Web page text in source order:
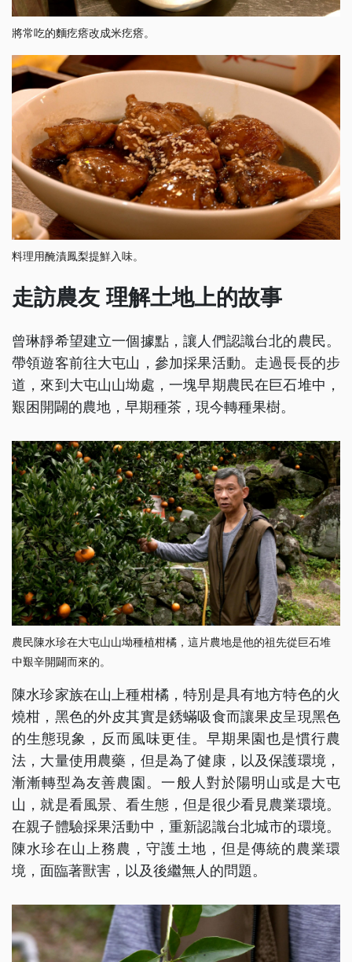
將常吃的麵疙瘩改成米疙瘩。
料理用醃漬鳳梨提鮮入味。
走訪農友 理解土地上的故事
曾琳靜希望建立一個據點，讓人們認識台北的農民。
帶領遊客前往大屯山，參加採果活動。走過長長的步
道，來到大屯山山坳處，一塊早期農民在巨石堆中，
艱困開闢的農地，早期種茶，現今轉種果樹。
農民陳水珍在大屯山山坳種植柑橘，這片農地是他的祖先從巨石堆
中艱辛開闢而來的。
陳水珍家族在山上種柑橘，特別是具有地方特色的火
燒柑，黑色的外皮其實是銹蟎吸食而讓果皮呈現黑色
的生態現象，反而風味更佳。早期果園也是慣行農
法，大量使用農藥，但是為了健康，以及保護環境，
漸漸轉型為友善農園。一般人對於陽明山或是大屯
山，就是看風景、看生態，但是很少看見農業環境。
在親子體驗採果活動中，重新認識台北城市的環境。
陳水珍在山上務農，守護土地，但是傳統的農業環
境，面臨著獸害，以及後繼無人的問題。